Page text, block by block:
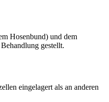
Hosenbund) und dem
gestellt.
eingelagert als an anderen